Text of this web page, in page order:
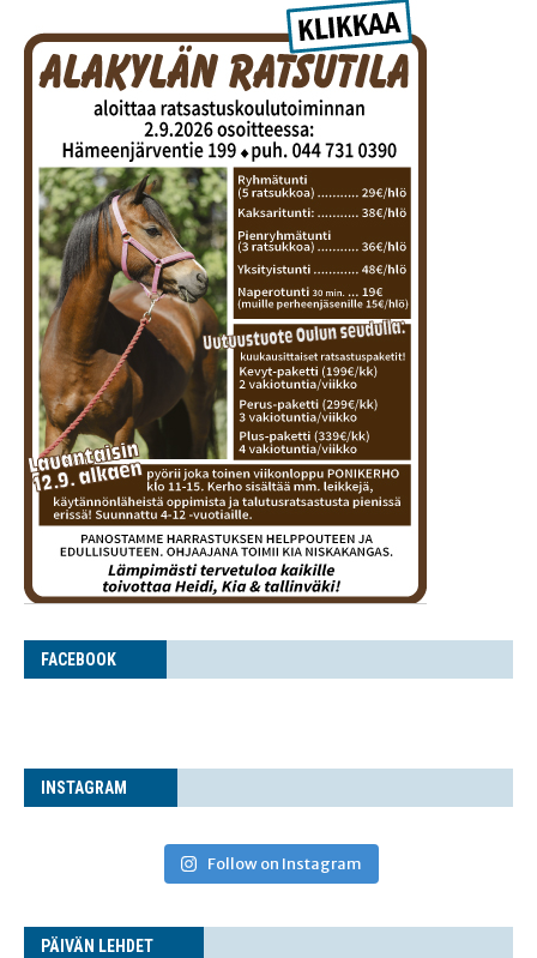
FACE­BOOK
INS­TA­GRAM
Follow on Instagram
PÄI­VÄN LEHDET